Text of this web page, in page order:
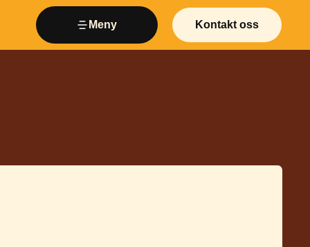
Meny
Lukk
Kontakt oss
Kontakt oss